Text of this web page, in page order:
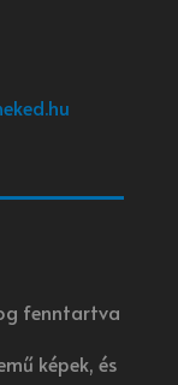
fenntartva
képek, és